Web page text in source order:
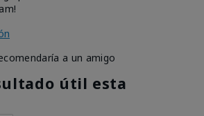
a un amigo
útil esta